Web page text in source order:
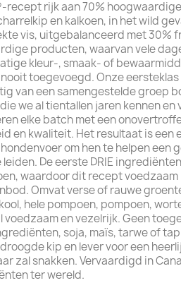
recept rijk aan 70%
en kalkoen, in het wild
vis, uitgebalanceerd met 30%
producten, waarvan vele
kleur-, smaak- of
toegevoegd. Onze
van een samengestelde groep
we al tientallen jaren kennen en
elke batch met een
en kwaliteit. Het resultaat is een
om hen te helpen een
leiden. De eerste DRIE
waardoor dit recept
Omvat verse of rauwe
hele pompoen, pompoen,
voedzaam en vezelrijk. Geen
soja, maïs, tarwe of
kip en lever voor een
zal snakken. Vervaardigd in
ter wereld.